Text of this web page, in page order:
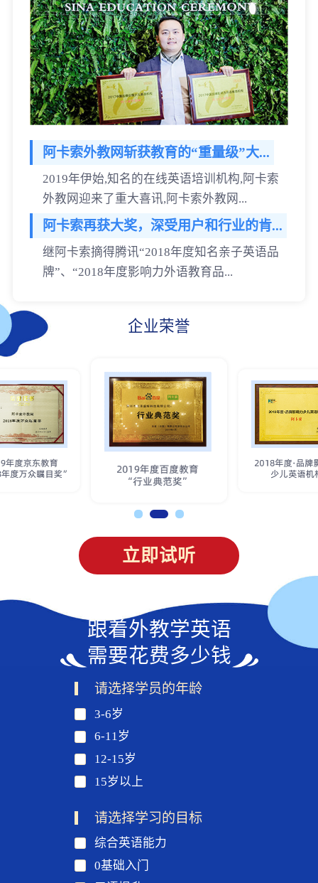
阿卡索外教网斩获教育的“重量级”大...
2019年伊始,知名的在线英语培训机构,阿卡索
外教网迎来了重大喜讯,阿卡索外教网...
阿卡索再获大奖，深受用户和行业的肯...
继阿卡索摘得腾讯“2018年度知名亲子英语品
牌”、“2018年度影响力外语教育品...
企业荣誉
立即试听
跟着外教学英语
需要花费多少钱
请选择学员的年龄
3-6岁
6-11岁
12-15岁
15岁以上
请选择学习的目标
综合英语能力
0基础入门